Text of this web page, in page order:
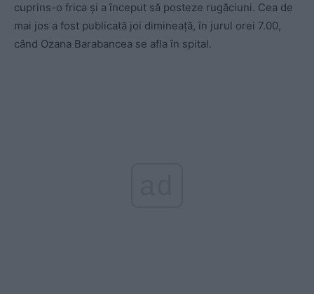
cuprins-o frica și a început să posteze rugăciuni. Cea de
mai jos a fost publicată joi dimineață, în jurul orei 7.00,
când Ozana Barabancea se afla în spital.